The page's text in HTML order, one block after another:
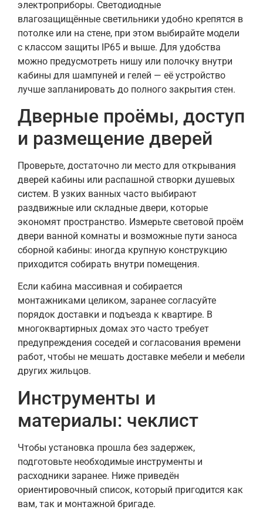
электроприборы. Светодиодные
влагозащищённые светильники удобно крепятся в
потолке или на стене, при этом выбирайте модели
с классом защиты IP65 и выше. Для удобства
можно предусмотреть нишу или полочку внутри
кабины для шампуней и гелей — её устройство
лучше запланировать до полного закрытия стен.
Дверные проёмы, доступ
и размещение дверей
Проверьте, достаточно ли место для открывания
дверей кабины или распашной створки душевых
систем. В узких ванных часто выбирают
раздвижные или складные двери, которые
экономят пространство. Измерьте световой проём
двери ванной комнаты и возможные пути заноса
сборной кабины: иногда крупную конструкцию
приходится собирать внутри помещения.
Если кабина массивная и собирается
монтажниками целиком, заранее согласуйте
порядок доставки и подъезда к квартире. В
многоквартирных домах это часто требует
предупреждения соседей и согласования времени
работ, чтобы не мешать доставке мебели и мебели
других жильцов.
Инструменты и
материалы: чеклист
Чтобы установка прошла без задержек,
подготовьте необходимые инструменты и
расходники заранее. Ниже приведён
ориентировочный список, который пригодится как
вам, так и монтажной бригаде.